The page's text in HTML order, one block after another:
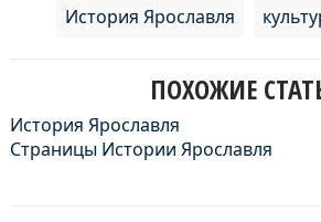
История Ярославля
ПОХОЖИЕ
История Ярославля
Страницы Истории Ярославля